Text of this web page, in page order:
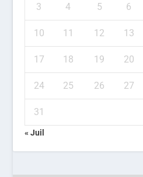
3 4 5 6
10 11 12 13
17 18 19 20
24 25 26 27
31
« Juil